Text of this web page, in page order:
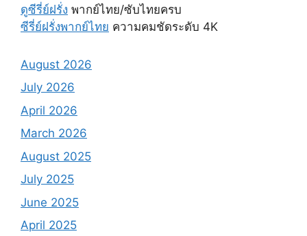
ดูซีรี่ย์ฝรั่ง พากย์ไทย/ซับไทยครบ
ซีรี่ย์ฝรั่งพากย์ไทย ความคมชัดระดับ 4K
August 2026
July 2026
April 2026
March 2026
August 2025
July 2025
June 2025
April 2025